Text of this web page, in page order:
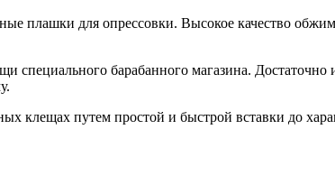
плашки для опрессовки. Высокое качество
барабанного магазина. Достаточно
клещах путем простой и быстрой вставки до